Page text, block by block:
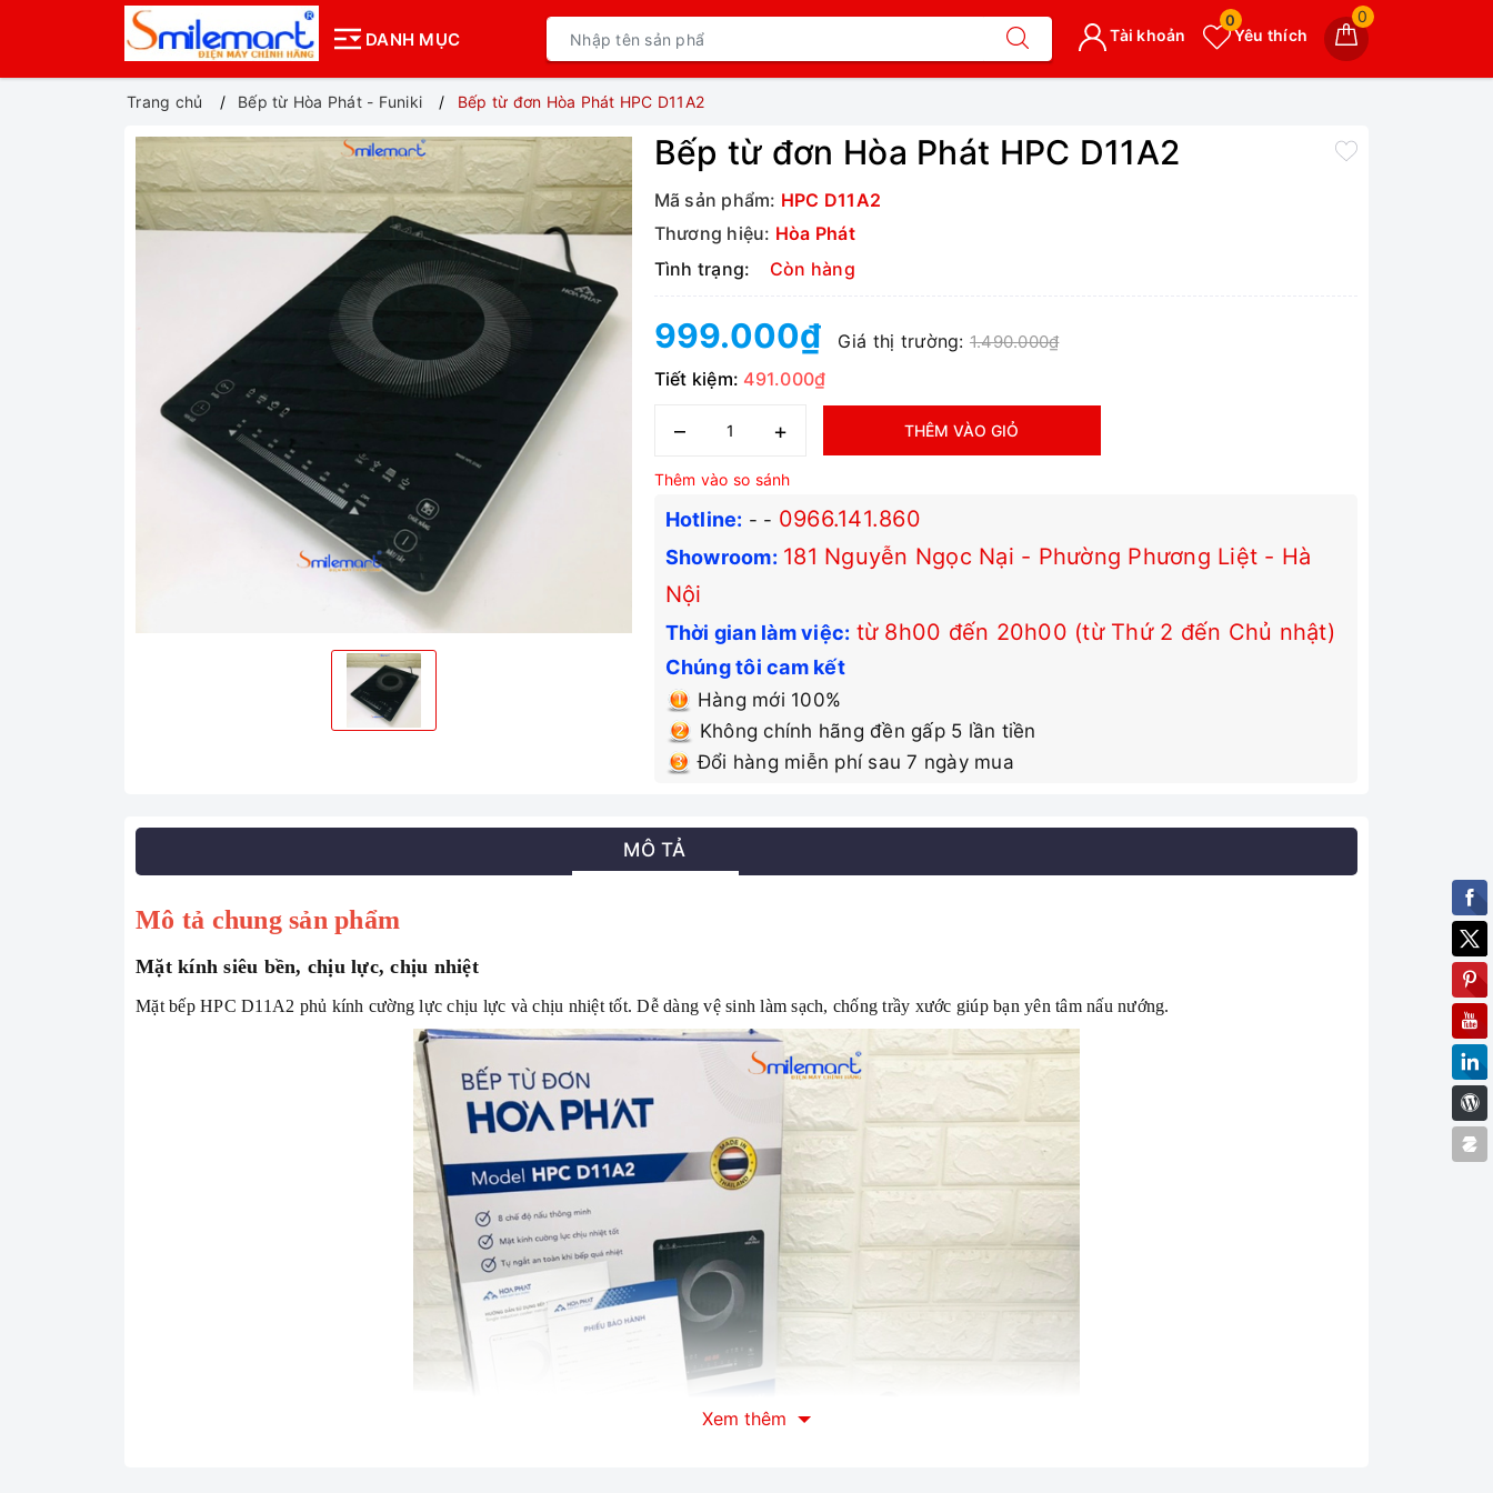
DANH MỤC
0
Yêu thích
0
Tài khoản
Trang chủ Bếp từ Hòa Phát - Funiki Bếp từ đơn Hòa Phát HPC D11A2
Bếp từ đơn Hòa Phát HPC D11A2
Mã sản phẩm: HPC D11A2
Thương hiệu: Hòa Phát
Tình trạng:
Còn hàng
999.000₫ Giá thị trường: 1.490.000₫
Tiết kiệm: 491.000₫
– + THÊM VÀO GIỎ
Thêm vào so sánh
Hotline: - - 0966.141.860
Showroom: 181 Nguyễn Ngọc Nại - Phường Phương Liệt - Hà
Nội
Thời gian làm việc: từ 8h00 đến 20h00 (từ Thứ 2 đến Chủ nhật)
Chúng tôi cam kết
Hàng mới 100%
Không chính hãng đền gấp 5 lần tiền
Đổi hàng miễn phí sau 7 ngày mua
MÔ TẢ
Mô tả chung sản phẩm
Mặt kính siêu bền, chịu lực, chịu nhiệt
Mặt bếp HPC D11A2 phủ kính cường lực chịu lực và chịu nhiệt tốt. Dễ dàng vệ sinh làm sạch, chống trầy xước giúp bạn yên tâm nấu nướng.
Xem thêm